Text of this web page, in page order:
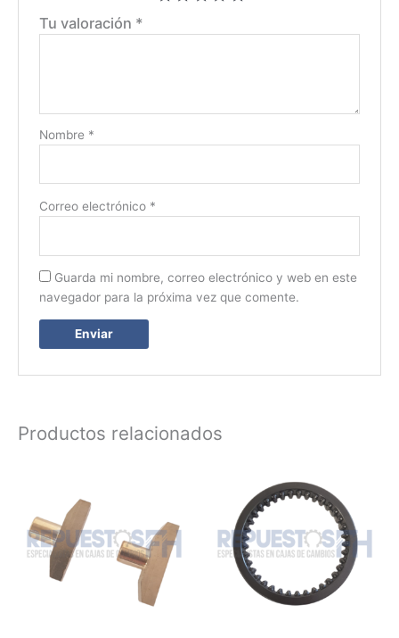
Tu valoración *
Nombre *
Correo electrónico *
Guarda mi nombre, correo electrónico y web en este
navegador para la próxima vez que comente.
Productos relacionados